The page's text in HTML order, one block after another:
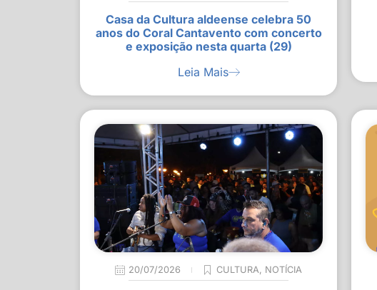
Casa da Cultura aldeense celebra 50
anos do Coral Cantavento com concerto
e exposição nesta quarta (29)
Leia Mais
20/07/2026 CULTURA, NOTÍCIA